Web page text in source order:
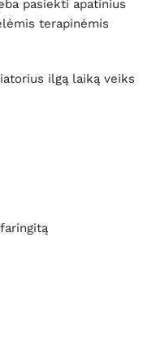
pasiekti apatinius
terapinėmis
ilgą laiką veiks